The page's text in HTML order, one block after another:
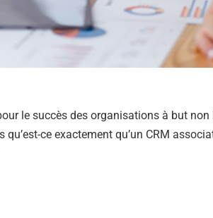
le succès des organisations à but non
ce exactement qu’un CRM